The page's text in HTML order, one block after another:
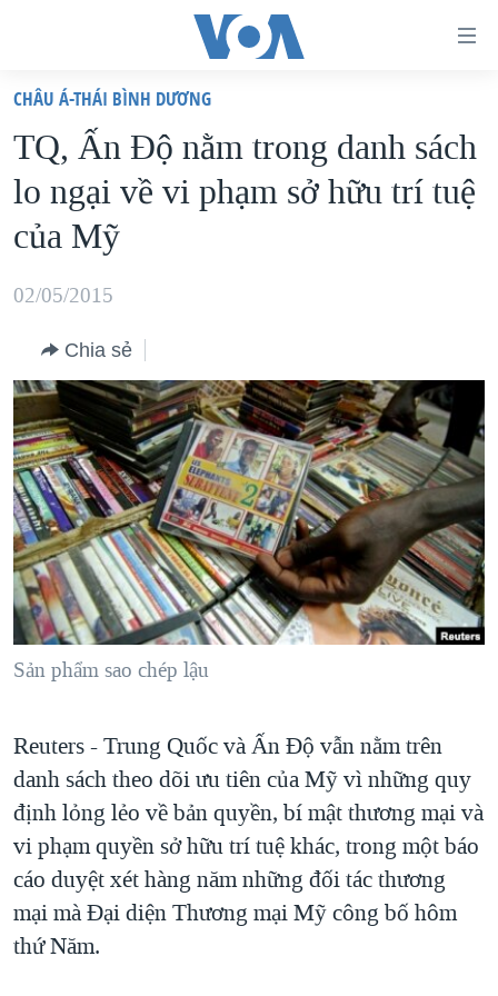
truy
cập
Tới
nội
chính
hướng
chính
Đi
tới
"Tìm"
TRANG CHỦ
VIỆT NAM
HOA KỲ
BIỂN ĐÔNG
THẾ GIỚI
DIỄN ĐÀN
MỤC
TỰ DO BÁO CHÍ
VẠCH TRẦN TIN GIẢ
NGƯỜI VIỆT HẢI NGOẠI
ĐỜI SỐNG
KINH TẾ
KHOA HỌC
SỨC KHOẺ
GIÁO DỤC
CHUYÊN ĐỀ
CHIẾN TRANH THƯƠNG MẠI CỦA MỸ: QUÁ KHỨ VÀ HIỆN
TẠI
HÀNH TRÌNH BẦU CỬ 2024
MỘT NĂM CHIẾN TRANH TẠI DẢI GAZA
GIẢI MÃ VÀNH ĐAI & CON ĐƯỜNG
NGÀY TỊ NẠN THẾ GIỚI
GROUND ZERO – XƯA VÀ NAY
CHI PHÍ CHIẾN TRANH AFGHANISTAN
CÁC GIÁ TRỊ CỘNG HÒA Ở VIỆT NAM
THƯỢNG ĐỈNH TRUMP-KIM TẠI VIỆT NAM
TRỊNH VĨNH BÌNH VS. CHÍNH PHỦ VIỆT NAM
NGƯ DÂN VIỆT VÀ LÀN SÓNG TRỘM HẢI SÂM
HỌC TIẾNG ANH
VIDEO
NGHE
MẠNG XÃ HỘI
CHÂU Á-THÁI BÌNH DƯƠNG
TQ, Ấn Độ nằm trong danh sách
lo ngại về vi phạm sở hữu trí tuệ
của Mỹ
02/05/2015
Chia sẻ
Sản phẩm sao chép lậu
Reuters - Trung Quốc và Ấn Độ vẫn nằm trên
danh sách theo dõi ưu tiên của Mỹ vì những quy
định lỏng lẻo về bản quyền, bí mật thương mại và
vi phạm quyền sở hữu trí tuệ khác, trong một báo
cáo duyệt xét hàng năm những đối tác thương
mại mà Đại diện Thương mại Mỹ công bố hôm
thứ Năm.